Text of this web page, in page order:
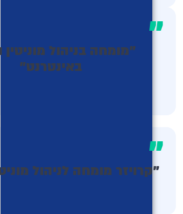
"
"מומחה בניהול מוניטין
באינטרנט"
"
"קרויזר מומחה לניהול